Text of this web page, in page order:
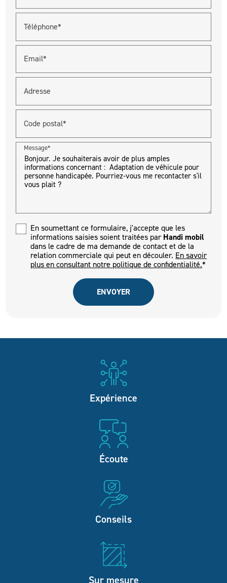
Téléphone*
Email*
Adresse
Code postal*
Message*
En soumettant ce formulaire, j'accepte que les
informations saisies soient traitées parHandi mobil
dans le cadre de ma demande de contact et de la
relation commerciale qui peut en découler. En savoir
plus en consultant notre politique de confidentialité.*
Expérience
Écoute
Conseils
Sur mesure